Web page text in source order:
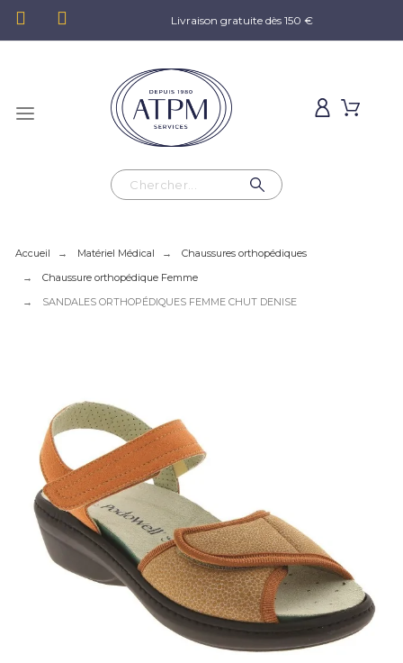
Livraison gratuite dès 150 €
Accueil Matériel Médical
Chaussures orthopédiques
Chaussure orthopédique Femme
SANDALES ORTHOPÉDIQUES FEMME CHUT DENISE